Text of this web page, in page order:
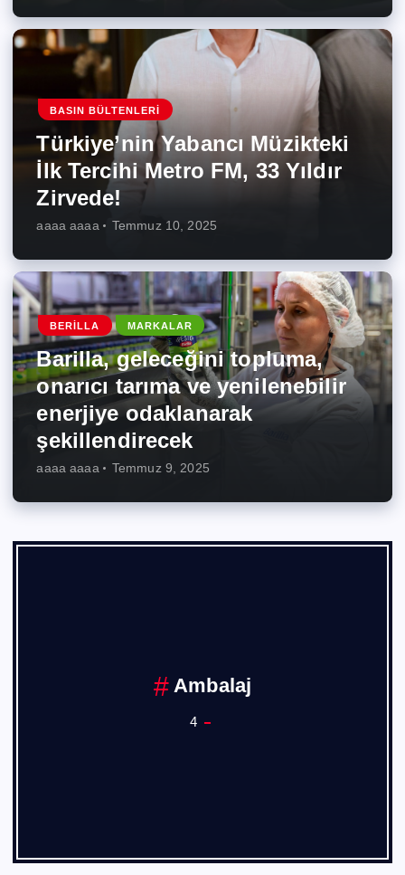
BASIN BÜLTENLERI
Türkiye’nin Yabancı Müzikteki
İlk Tercihi Metro FM, 33 Yıldır
Zirvede!
aaaa aaaa Temmuz 10, 2025
BERILLA MARKALAR
Barilla, geleceğini topluma,
onarıcı tarıma ve yenilenebilir
enerjiye odaklanarak
şekillendirecek
aaaa aaaa Temmuz 9, 2025
Ankara Sanayi Odası